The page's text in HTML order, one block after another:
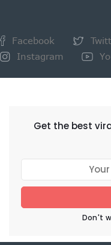
Facebook
Instagram
Get the best
Don't